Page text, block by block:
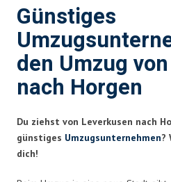
Günstiges
den Umzug
nach Horgen
Du ziehst von Leverkusen nach
günstiges Umzugsunternehmen?
dich!